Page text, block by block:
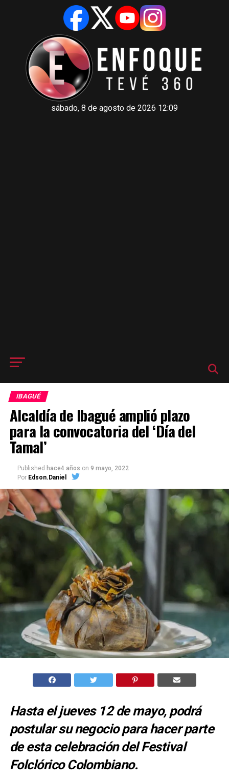
sábado, 8 de agosto de 2026 12:09
IBAGUÉ
Alcaldía de Ibagué amplió plazo
para la convocatoria del ‘Día del
Tamal’
Published hace4 años on 9 mayo, 2022
Por Edson.Daniel
Hasta el jueves 12 de mayo, podrá
postular su negocio para hacer parte
de esta celebración del Festival
Folclórico Colombiano.